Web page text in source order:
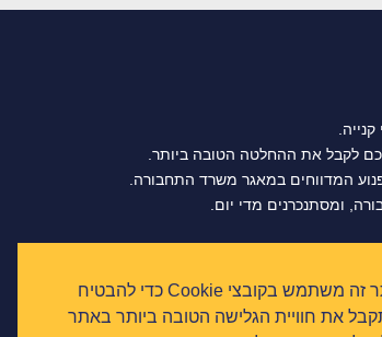
המדווחים במאגר משרד התחבורה.
ומסתנכרנים מדי יום.
אתר זה משתמש בקובצי Cookie כדי להבטיח
את חוויית הגלישה הטובה ביותר באתר